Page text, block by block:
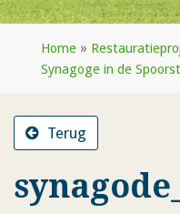
Home »
Synagoge in de
Terug